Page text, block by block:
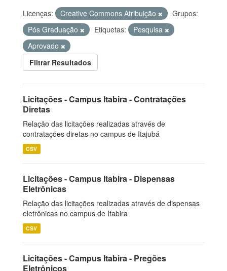
Licenças: Creative Commons Atribuição
Grupos:
Pós Graduação
Etiquetas:
Pesquisa
Aprovado
Filtrar Resultados
Licitações - Campus Itabira - Contratações
Diretas
Relação das licitações realizadas através de
contratações diretas no campus de Itajubá
CSV
Licitações - Campus Itabira - Dispensas
Eletrônicas
Relação das licitações realizadas através de dispensas
eletrônicas no campus de Itabira
CSV
Licitações - Campus Itabira - Pregões
Eletrônicos